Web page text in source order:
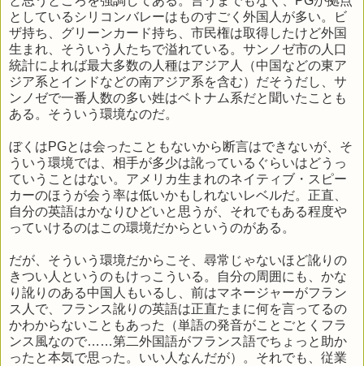
としているシリコンバレーはものすごく外国人が多い。ビ
ザ持ち、グリーンカード持ち、市民権は取得したけど外国
生まれ、そういう人たちで溢れている。サンノゼ市の人口
統計によれば最大多数の人種はアジア人（中国などの東ア
ジア系とインドなどの南アジア系を含む）だそうだし、サ
ンノゼで一番人数の多い姓はベトナム系だと聞いたことも
ある。そういう環境なのだ。
ぼくはPGとは会ったこともないから断言はできないが、そ
ういう環境では、相手が多少は訛っているぐらいはどうっ
ていうことはない。アメリカ生まれのネイティブ・スピー
カーのほうが会う率は低いかもしれないレベルだ。正直、
自分の英語はかなりひどいと思うが、それでもある程度や
っていけるのはこの環境だからというのがある。
だが、そういう環境だからこそ、尋常じゃないほど訛りの
きつい人というのもけっこういる。自分の周囲にも、かな
り訛りのある中国人もいるし、前はマネージャーがフラン
ス人で、フランス訛りの英語は正直たまに何を言ってるの
かわからないこともあった（単語の発音がことごとくフラ
ンス風なので……第二外国語がフランス語でちょっと助か
ったと本気で思った。いい人なんだが）。それでも、従業